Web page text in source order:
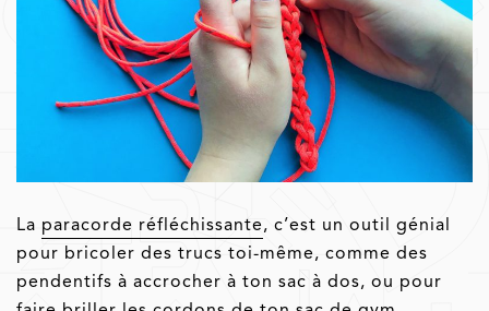
La paracorde réfléchissante, c’est un outil génial
pour bricoler des trucs toi-même, comme des
pendentifs à accrocher à ton sac à dos, ou pour